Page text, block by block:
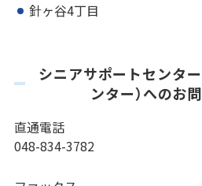
針ヶ谷4丁目
シニアサポートセンタ
ンター）へのお
直通電話
048-834-3782